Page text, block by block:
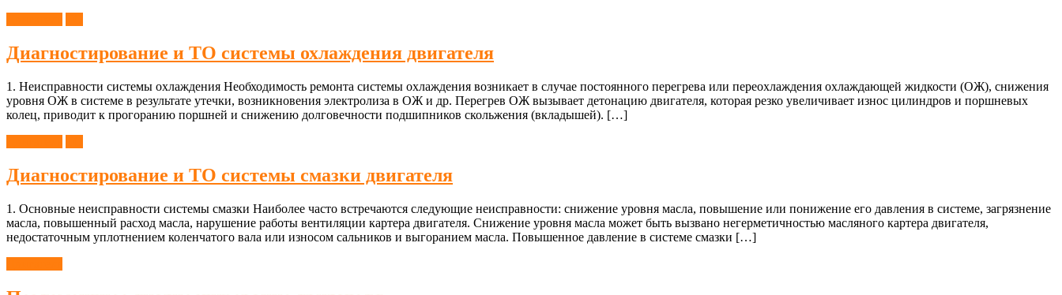
Диагностирование и ТО системы охлаждения двигателя
1. Неисправности системы охлаждения Необходимость ремонта системы охлаждения возникает в случае постоянного перегрева или переохлаждения охлаждающей жидкости (ОЖ), снижения
уровня ОЖ в системе в результате утечки, возникновения электролиза в ОЖ и др. Перегрев ОЖ вызывает детонацию двигателя, которая резко увеличивает износ цилиндров и поршневых
колец, приводит к прогоранию поршней и снижению долговечности подшипников скольжения (вкладышей). […]
Диагностирование и ТО системы смазки двигателя
1. Основные неисправности системы смазки Наиболее часто встречаются следующие неисправности: снижение уровня масла, повышение или понижение его давления в системе, загрязнение
масла, повышенный расход масла, нарушение работы вентиляции картера двигателя. Снижение уровня масла может быть вызвано негерметичностью масляного картера двигателя,
недостаточным уплотнением коленчатого вала или износом сальников и выгоранием масла. Повышенное давление в системе смазки […]